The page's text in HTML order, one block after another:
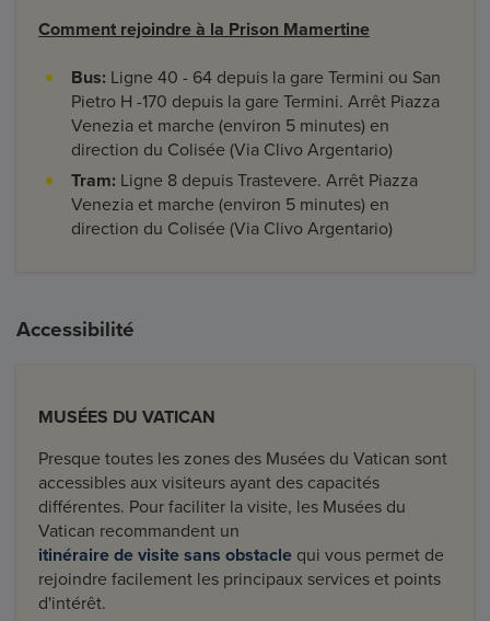
Comment rejoindre à la Prison Mamertine
Bus: Ligne 40 - 64 depuis la gare Termini ou San
Pietro H -170 depuis la gare Termini. Arrêt Piazza
Venezia et marche (environ 5 minutes) en
direction du Colisée (Via Clivo Argentario)
Tram: Ligne 8 depuis Trastevere. Arrêt Piazza
Venezia et marche (environ 5 minutes) en
direction du Colisée (Via Clivo Argentario)
Accessibilité
MUSÉES DU VATICAN
Presque toutes les zones des Musées du Vatican sont
accessibles aux visiteurs ayant des capacités
différentes. Pour faciliter la visite, les Musées du
Vatican recommandent un
itinéraire de visite sans obstacle qui vous permet de
rejoindre facilement les principaux services et points
d'intérêt.